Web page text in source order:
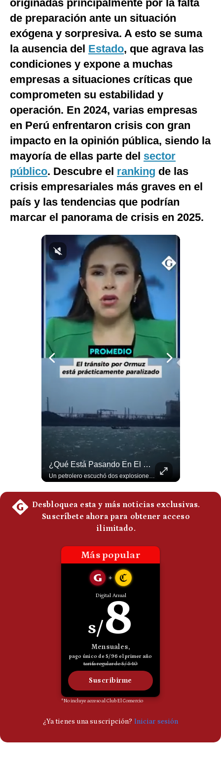
España
Internacional
Tecnología
Club del Suscriptor
Mix
G de Gestión
Notas Contratadas
Podcast
Gestión TV
Videos
Fotogalerías
Condiciones
originadas principalmente por la falta
de preparación ante un situación
exógena y sorpresiva. A esto se suma
la ausencia del Estado, que agrava las
condiciones y expone a muchas
empresas a situaciones críticas que
comprometen su estabilidad y
operación. En 2024, varias empresas
en Perú enfrentaron crisis con gran
impacto en la opinión pública, siendo la
mayoría de ellas parte del sector
público. Descubre el ranking de las
crisis empresariales más graves en el
país y las tendencias que podrían
marcar el panorama de crisis en 2025.
¿Qué Está Pasando En El Estrecho De Ormuz? | Gestión Mundo
Un petrolero escuchó dos explosiones mientras atravesaba el estrecho de Ormuz. Aunque no se confirmó un ataque directo, el tránsito marítimo estaba prácticamente paralizado: solo cruzaron dos buques, frente a un promedio habitual de entre 130 y 140 diarios. #EstrechoDeOrmuz #Petroleo #NoticiasInternacionales #UltimaHora #Shorts 👉 Suscríbete y activa la campana para no perderte nuestro análisis diario. 🌎 Síguenos en nuestras redes sociales: 📌 Web oficial: https://gestion.pe/mundo/ 📌 LinkedIn: http://bit.ly/3HYIET0 📌 X (Twitter): http://bit.ly/4noZtX9 📌 TikTok: http://bit.ly/4evB6TO